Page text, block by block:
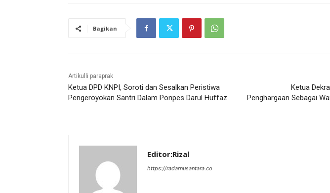
Bagikan
Artikulli paraprak
Ketua DPD KNPI, Soroti dan Sesalkan Peristiwa
Pengeroyokan Santri Dalam Ponpes Darul Huffaz
Ketua
Penghargaan Sebagai
Editor:Rizal
https://radarnusantara.co